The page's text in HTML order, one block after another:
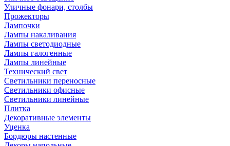
Уличные фонари, столбы
Прожекторы
Лампочки
Лампы накаливания
Лампы светодиодные
Лампы галогенные
Лампы линейные
Технический свет
Светильники переносные
Светильники офисные
Светильники линейные
Плитка
Декоративные элементы
Уценка
Бордюры настенные